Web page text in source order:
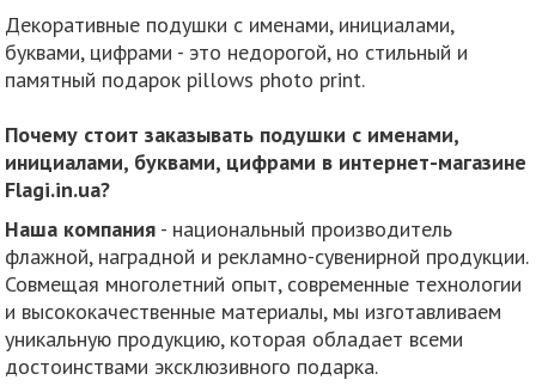
Декоративные подушки с именами, инициалами,
буквами, цифрами - это недорогой, но стильный и
памятный подарок pillows photo print.
Почему стоит заказывать подушки с именами,
инициалами, буквами, цифрами в интернет-магазине
Flagi.in.ua?
Наша компания - национальный производитель
флажной, наградной и рекламно-сувенирной продукции.
Совмещая многолетний опыт, современные технологии
и высококачественные материалы, мы изготавливаем
уникальную продукцию, которая обладает всеми
достоинствами эксклюзивного подарка.